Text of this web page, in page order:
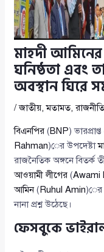
মাহদী
ঘনিষ্ঠতা এবং
অবস্থান ঘিরে
/জাতীয়,মতামত,
বিএনপির (BNP)
Rahman)ের উপদেষ্টা
রাজনৈতিক অঙ্গনে বিতর্ক
আওয়ামী লীগের (Awami
আমিন( Ruhul Amin)ের
নানা প্রশ্ন উঠেছে।
ফেসবুকে